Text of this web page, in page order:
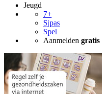
Jeugd
7+
Sjpas
Spel
Aanmelden gratis